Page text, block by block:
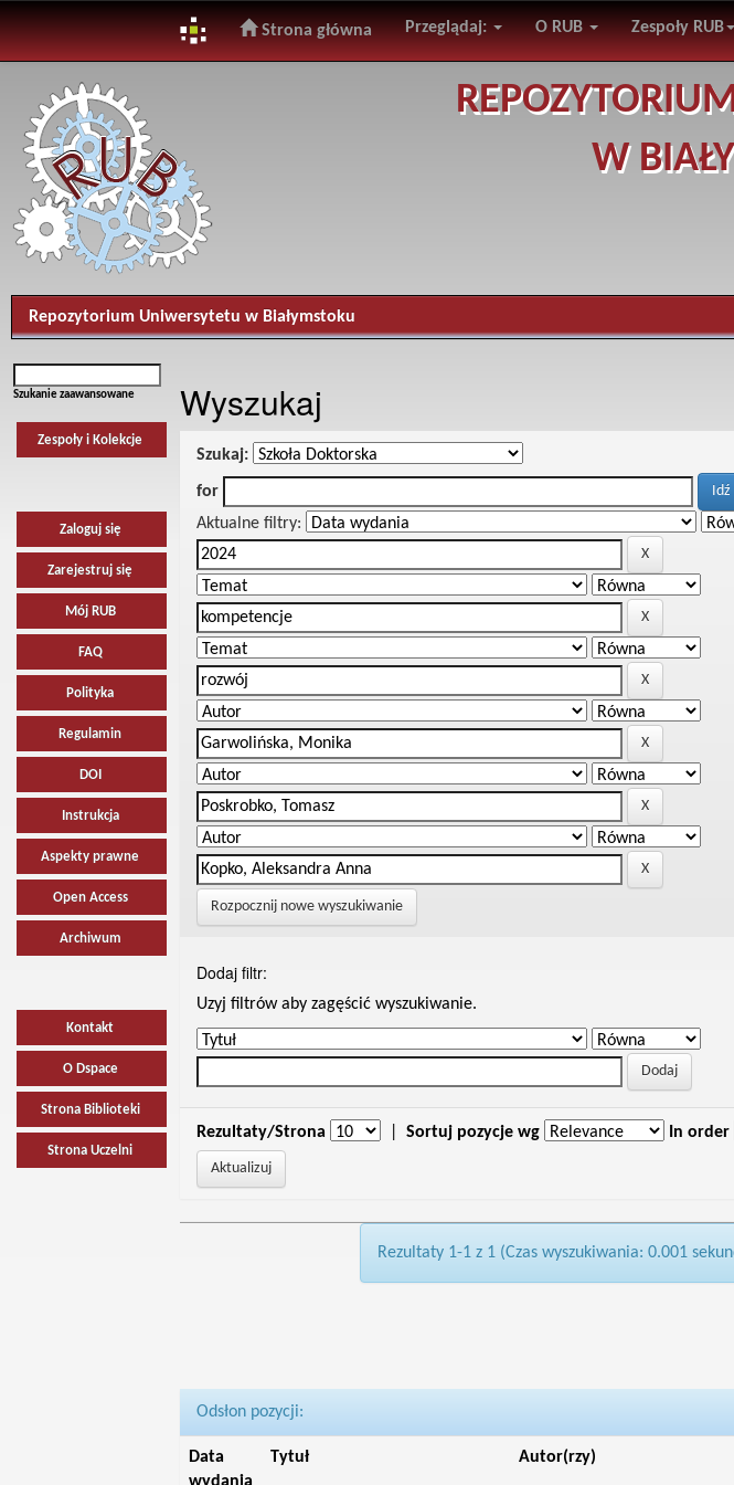
navigation
Strona główna Przeglądaj: O RUB Zespoły RUB
W
Repozytorium Uniwersytetu w Białymstoku
Szukanie zaawansowane
Zespoły i Kolekcje
Zaloguj się
Zarejestruj się
Mój RUB
FAQ
Polityka
Regulamin
DOI
Instrukcja
Aspekty prawne
Open Access
Archiwum
Kontakt
O Dspace
Strona Biblioteki
Strona Uczelni
Wyszukaj
Szukaj:
for
Aktualne filtry:
Rozpocznij nowe wyszukiwanie
Dodaj filtr:
Uzyj filtrów aby zagęścić wyszukiwanie.
Rezultaty/Strona Sortuj pozycje wg In order
Rezultaty 1-1 z 1 (Czas wyszukiwania: 0.001
Odsłon pozycji:
Data
Tytuł Autor(rzy)